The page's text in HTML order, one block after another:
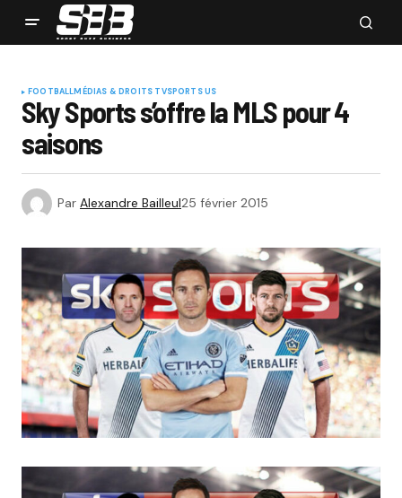
FOOTBALLMÉDIAS & DROITS TVSPORTS US
Sky Sports s’offre la MLS pour 4
saisons
Par Alexandre Bailleul25 février 2015